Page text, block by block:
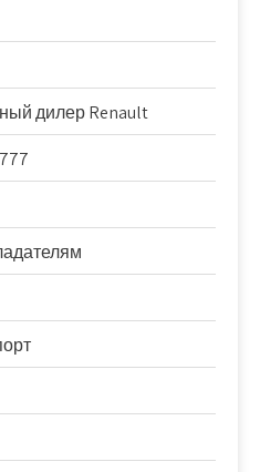
дилер Renault